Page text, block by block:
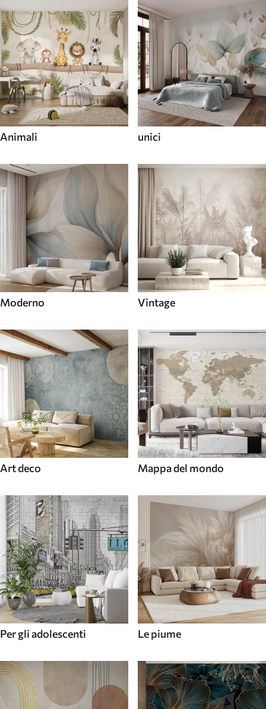
Animali unici
Moderno Vintage
Art deco Mappa del mondo
Per gli adolescenti Le piume